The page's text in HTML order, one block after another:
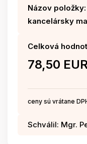
Názov položky:
kancelársky
Celková
78,50
ceny sú vrátane
Schválil: Mgr.